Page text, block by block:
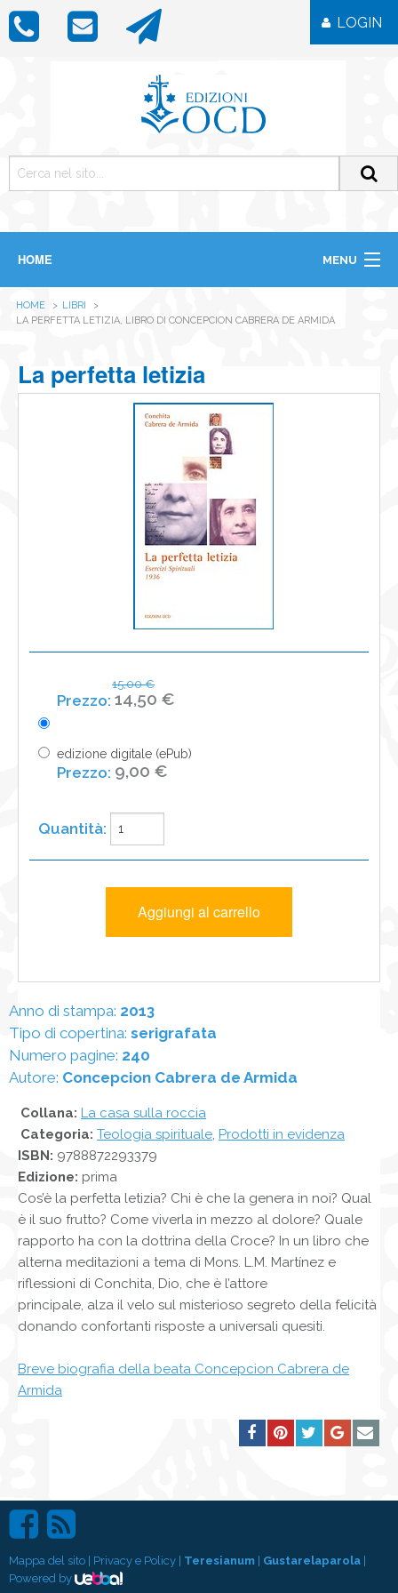
LOGIN
HOME MENU
LIBRI
IMMAGINI
OGGETTISTICA
HOME
LIBRI
LA PERFETTA LETIZIA, LIBRO DI CONCEPCION CABRERA DE ARMIDA
La perfetta letizia
15,00 €
14,50 €
edizione digitale (ePub)
9,00 €
Anno di stampa: 2013
Tipo di copertina: serigrafata
Numero pagine: 240
Autore: Concepcion Cabrera de Armida
Collana: La casa sulla roccia
Categoria: Teologia spirituale Prodotti in evidenza
ISBN: 9788872293379
Edizione: prima
Cos’è la perfetta letizia? Chi è che la genera in noi? Qual
è il suo frutto? Come viverla in mezzo al dolore? Quale
rapporto ha con la dottrina della Croce? In un libro che
alterna meditazioni a tema di Mons. L.M. Martínez e
riflessioni di Conchita, Dio, che è l’attore
principale, alza il velo sul misterioso segreto della felicità
donando confortanti risposte a universali quesiti.
Breve biografia della beata Concepcion Cabrera de
Armida
Mappa del sito | Privacy e Policy | Teresianum | Gustarelaparola |
Powered by